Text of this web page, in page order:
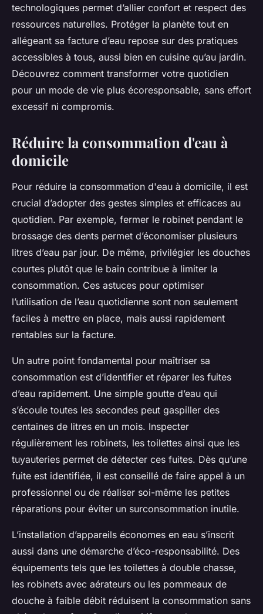
technologiques permet d’allier confort et respect des
ressources naturelles. Protéger la planète tout en
allégeant sa facture d’eau repose sur des pratiques
accessibles à tous, aussi bien en cuisine qu’au jardin.
Découvrez comment transformer votre quotidien
pour un mode de vie plus écoresponsable, sans effort
excessif ni compromis.
Réduire la consommation d'eau à
domicile
Pour réduire la consommation d'eau à domicile, il est
crucial d’adopter des gestes simples et efficaces au
quotidien. Par exemple, fermer le robinet pendant le
brossage des dents permet d’économiser plusieurs
litres d’eau par jour. De même, privilégier les douches
courtes plutôt que le bain contribue à limiter la
consommation. Ces astuces pour optimiser
l’utilisation de l’eau quotidienne sont non seulement
faciles à mettre en place, mais aussi rapidement
rentables sur la facture.
Un autre point fondamental pour maîtriser sa
consommation est d’identifier et réparer les fuites
d’eau rapidement. Une simple goutte d’eau qui
s’écoule toutes les secondes peut gaspiller des
centaines de litres en un mois. Inspecter
régulièrement les robinets, les toilettes ainsi que les
tuyauteries permet de détecter ces fuites. Dès qu’une
fuite est identifiée, il est conseillé de faire appel à un
professionnel ou de réaliser soi-même les petites
réparations pour éviter un surconsommation inutile.
L’installation d’appareils économes en eau s’inscrit
aussi dans une démarche d’éco-responsabilité. Des
équipements tels que les toilettes à double chasse,
les robinets avec aérateurs ou les pommeaux de
douche à faible débit réduisent la consommation sans